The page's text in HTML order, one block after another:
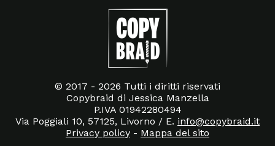
© 2017 - 2026 Tutti i diritti riservati
Copybraid di Jessica Manzella
P.IVA 01942280494
Via Poggiali 10, 57125, Livorno / E. info@copybraid.it
Privacy policy - Mappa del sito